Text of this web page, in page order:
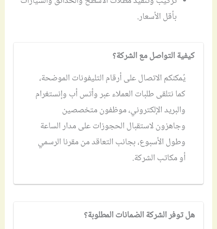
بأقل الأسعار.
كيفية التواصل مع الشركة؟
يُمكنكم الاتصال على أرقام التليفونات الموضحة،
كما نتلقى طلبات العملاء عبر وأتس أب وإنستغرام
والبريد الإلكتروني، موظفون متخصصين
وجاهزون لاستقبال الحجوزات على مدار الساعة
وطول الأسبوع، بجانب التعاقد من مقرنا الرسمي
أو مكاتب الشركة.
هل توفر الشركة الضمانات المطلوبة؟